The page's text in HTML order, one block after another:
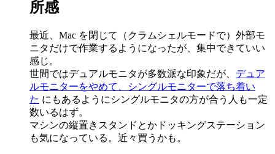
所感
最近、Mac を閉じて（クラムシェルモードで）外部モ
ニタだけで作業するようになったが、集中できていい
感じ。
世間ではデュアルモニタが多数派な印象だが、 デュア
ルモニターをやめて、シングルモニターで落ち着い
た にもあるようにシングルモニタの方が合う人も一定
数いるはず。
マシンの縦置きスタンドとかドッキングステーション
も気になっている。近々買うかも。